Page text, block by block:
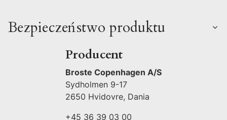
Bezpieczeństwo produktu
Producent
Broste Copenhagen A/S
Sydholmen 9-17
2650 Hvidovre, Dania
+45 36 39 03 00